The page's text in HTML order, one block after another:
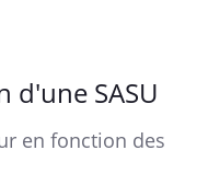
d'une SASU
en fonction des